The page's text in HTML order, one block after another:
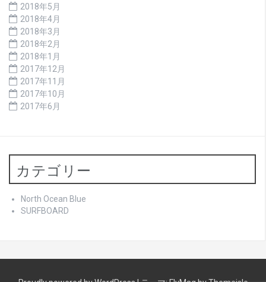
2018年5月
2018年4月
2018年3月
2018年2月
2018年1月
2017年12月
2017年11月
2017年10月
2017年6月
カテゴリー
North Ocean Blue
SURFBOARD